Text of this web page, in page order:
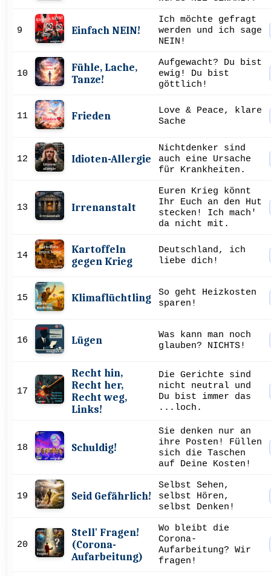
9 Einfach NEIN!
Ich möchte gefragt
werden und ich sage
NEIN!
10
Fühle, Lache,
Tanze!
Aufgewacht? Du bist
ewig! Du bist
göttlich!
11 Frieden
Love & Peace, klare
Sache
12 Idioten-Allergie
Nichtdenker sind
auch eine Ursache
für Krankheiten.
13 Irrenanstalt
Euren Krieg könnt
Ihr Euch an den Hut
stecken! Ich mach'
da nicht mit.
14
Kartoffeln
gegen Krieg
Deutschland, ich
liebe dich!
15 Klimaflüchtling
So geht Heizkosten
sparen!
16 Lügen
Was kann man noch
glauben? NICHTS!
17
Recht hin,
Recht her,
Recht weg,
Links!
Die Gerichte sind
nicht neutral und
Du bist immer das
...loch.
18 Schuldig!
Sie denken nur an
ihre Posten! Füllen
sich die Taschen
auf Deine Kosten!
19 Seid Gefährlich!
Selbst Sehen,
selbst Hören,
selbst Denken!
20
Stell' Fragen!
(Corona-
Aufarbeitung)
Wo bleibt die
Corona-
Aufarbeitung? Wir
fragen!